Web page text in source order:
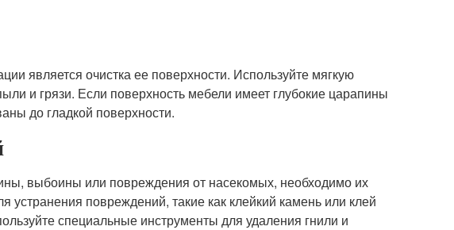
является очистка ее поверхности. Используйте мягкую
и грязи. Если поверхность мебели имеет глубокие царапины
до гладкой поверхности.
выбоины или повреждения от насекомых, необходимо их
устранения повреждений, такие как клейкий камень или клей
специальные инструменты для удаления гнили и